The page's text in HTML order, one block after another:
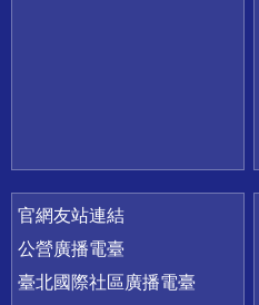
官網友站連結
公營廣播電臺
臺北國際社區廣播電臺